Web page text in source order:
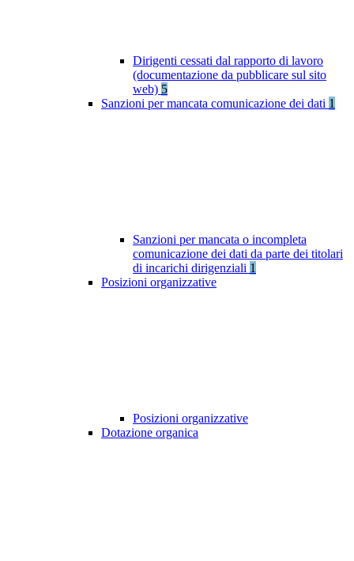
Dirigenti cessati dal rapporto di lavoro
(documentazione da pubblicare sul sito
web) 5
Sanzioni per mancata comunicazione dei dati 1
Sanzioni per mancata o incompleta
comunicazione dei dati da parte dei titolari
di incarichi dirigenziali 1
Posizioni organizzative
Posizioni organizzative
Dotazione organica